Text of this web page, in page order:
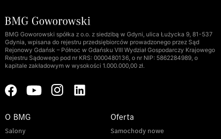
BMG Goworowski spółka z o.o. z siedzibą w Gdyni, ulica Łużycka 9, 81-537
Gdynia, wpisana do rejestru przedsiębiorców prowadzonego przez Sąd
Rejonowy Gdańsk – Północ w Gdańsku VIII Wydział Gospodarczy Krajowego
Rejestru Sądowego pod nr KRS: 0000480136, o nr NIP: 5862284989, o
kapitale zakładowym w wysokości 1.000.000,00 zł.
O BMG
Salony
Oferta
Samochody nowe